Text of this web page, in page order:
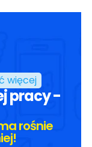
więcej
pracy -
rośnie